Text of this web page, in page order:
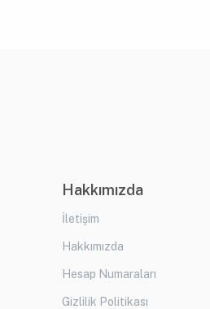
Hakkımızda
İletişim
Hakkımızda
Hesap Numaraları
Gizlilik Politikası